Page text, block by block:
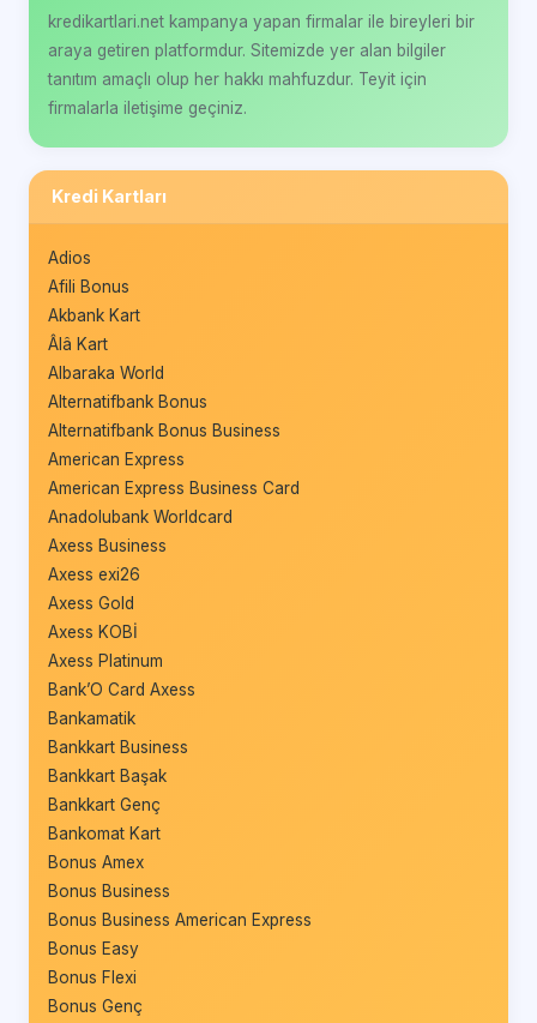
kredikartlari.net kampanya yapan firmalar ile bireyleri bir
araya getiren platformdur. Sitemizde yer alan bilgiler
tanıtım amaçlı olup her hakkı mahfuzdur. Teyit için
firmalarla iletişime geçiniz.
Kredi Kartları
Adios
Afili Bonus
Akbank Kart
Âlâ Kart
Albaraka World
Alternatifbank Bonus
Alternatifbank Bonus Business
American Express
American Express Business Card
Anadolubank Worldcard
Axess Business
Axess exi26
Axess Gold
Axess KOBİ
Axess Platinum
Bank’O Card Axess
Bankamatik
Bankkart Business
Bankkart Başak
Bankkart Genç
Bankomat Kart
Bonus Amex
Bonus Business
Bonus Business American Express
Bonus Easy
Bonus Flexi
Bonus Genç